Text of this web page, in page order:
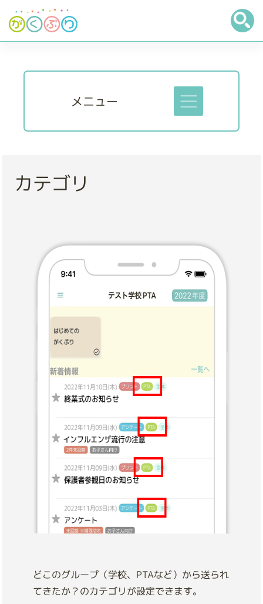
メニュー
カテゴリ
どこのグループ（学校、PTAなど）から送られ
てきたか？のカテゴリが設定できます。